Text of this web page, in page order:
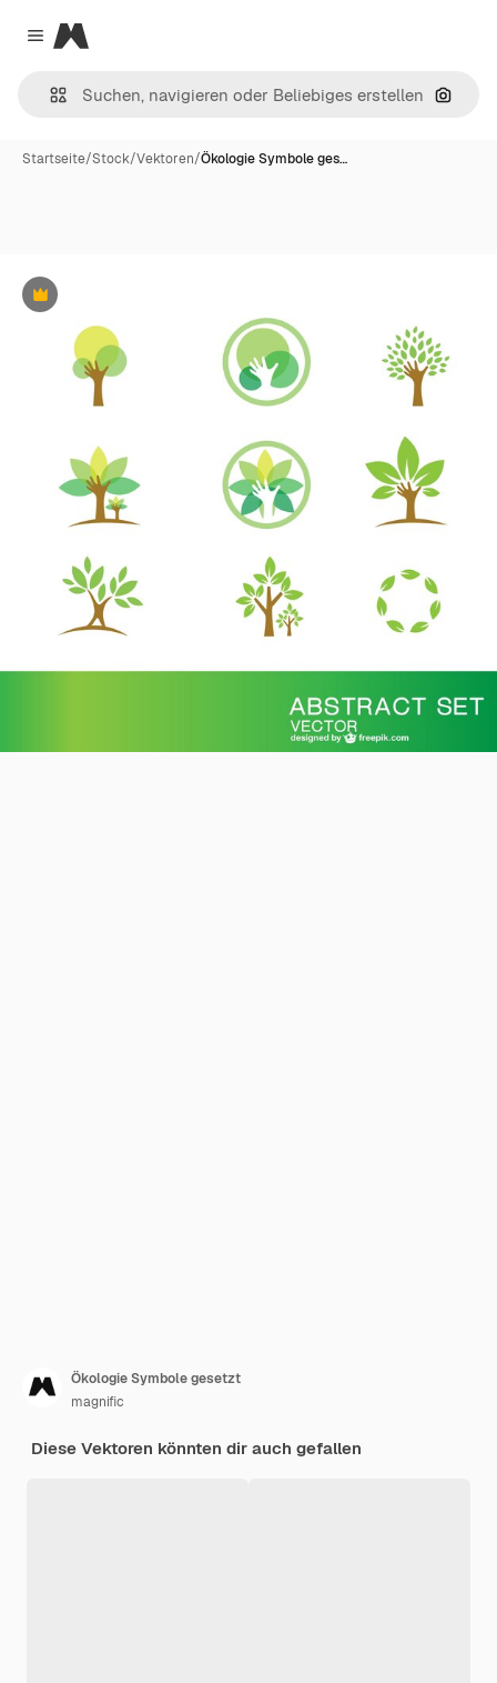
Close menu
Magnific
Nach
Startseite/Stock/Vektoren/Ökologie Symbole ges…
Premium
Ökologie Symbole gesetzt
magnific
Diese Vektoren könnten dir auch gefallen